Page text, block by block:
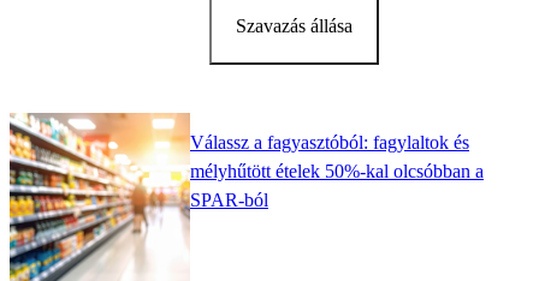
Szavazás állása
Válassz a fagyasztóból: fagylaltok és
mélyhűtött ételek 50%-kal olcsóbban a
SPAR-ból